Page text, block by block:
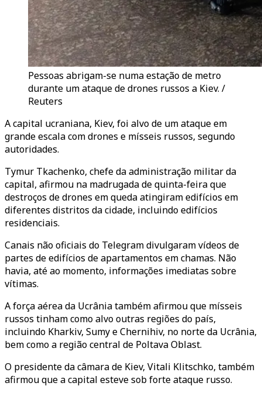
Pessoas abrigam-se numa estação de metro
durante um ataque de drones russos a Kiev. /
Reuters
A capital ucraniana, Kiev, foi alvo de um ataque em
grande escala com drones e mísseis russos, segundo
autoridades.
Tymur Tkachenko, chefe da administração militar da
capital, afirmou na madrugada de quinta-feira que
destroços de drones em queda atingiram edifícios em
diferentes distritos da cidade, incluindo edifícios
residenciais.
Canais não oficiais do Telegram divulgaram vídeos de
partes de edifícios de apartamentos em chamas. Não
havia, até ao momento, informações imediatas sobre
vítimas.
A força aérea da Ucrânia também afirmou que mísseis
russos tinham como alvo outras regiões do país,
incluindo Kharkiv, Sumy e Chernihiv, no norte da Ucrânia,
bem como a região central de Poltava Oblast.
O presidente da câmara de Kiev, Vitali Klitschko, também
afirmou que a capital esteve sob forte ataque russo.